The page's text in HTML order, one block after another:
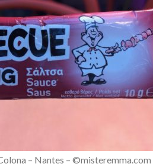
– Nantes – ©misteremma.com